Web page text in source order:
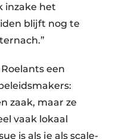
inzake het
blijft nog te
een
zaak, maar ze
vaak lokaal
is als je als scale-